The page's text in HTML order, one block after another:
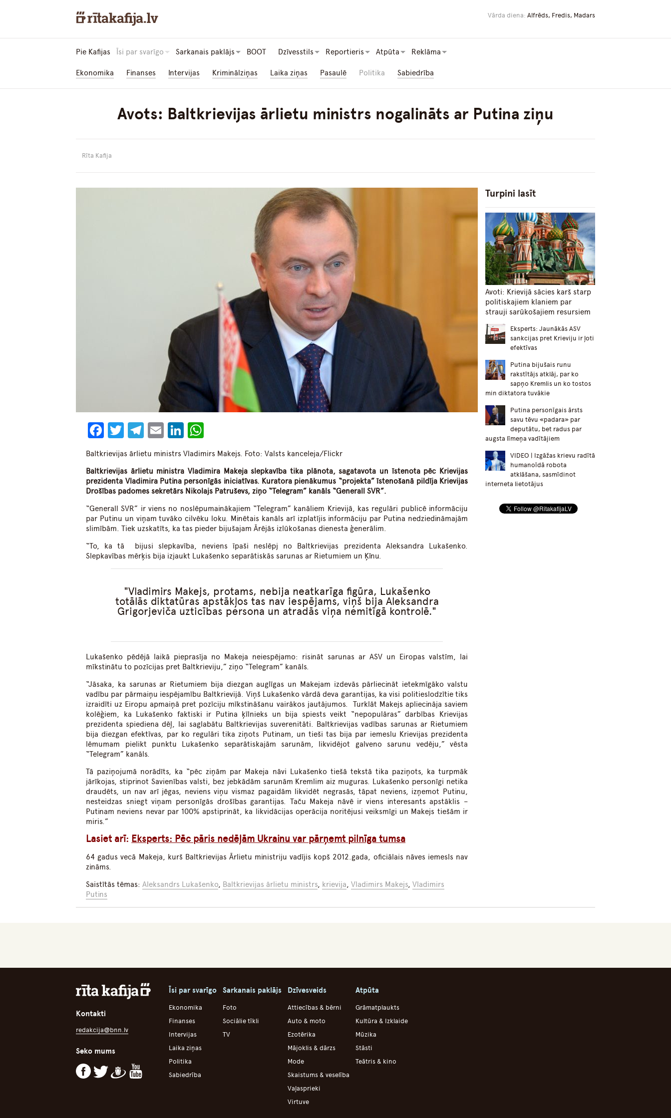
Vārda diena: Alfrēds, Fredis, Madars
Pie Kafijas Īsi par svarīgo Sarkanais paklājs BOOT Dzīvesstils Reportieris Atpūta Reklāma
Ekonomika Finanses Intervijas Kriminālziņas Laika ziņas Pasaulē Politika Sabiedrība
Avots: Baltkrievijas ārlietu ministrs nogalināts ar Putina ziņu
Rīta Kafija
Facebook
Twitter
Telegram
EmailLinkedIn
Baltkrievijas ārlietu ministrs Vladimirs Makejs. Foto: Valsts kanceleja/Flickr
Baltkrievijas ārlietu ministra Vladimira Makeja slepkavība tika plānota, sagatavota un īstenota pēc Krievijas
prezidenta Vladimira Putina personīgās iniciatīvas. Kuratora pienākumus “projekta” īstenošanā pildīja Krievijas
Drošības padomes sekretārs Nikolajs Patruševs, ziņo “Telegram” kanāls “Generall SVR”.
“Generall SVR” ir viens no noslēpumainākajiem “Telegram” kanāliem Krievijā, kas regulāri publicē informāciju
par Putinu un viņam tuvāko cilvēku loku. Minētais kanāls arī izplatījis informāciju par Putina nedziedināmajām
slimībām. Tiek uzskatīts, ka tas pieder bijušajam Ārējās izlūkošanas dienesta ģenerālim.
“To, ka tā bijusi slepkavība, neviens īpaši neslēpj no Baltkrievijas prezidenta Aleksandra Lukašenko.
Slepkavības mērķis bija izjaukt Lukašenko separātiskās sarunas ar Rietumiem un Ķīnu.
Vladimirs Makejs, protams, nebija neatkarīga figūra, Lukašenko
totālās diktatūras apstākļos tas nav iespējams, viņš bija Aleksandra
Grigorjeviča uzticības persona un atradās viņa nemitīgā kontrolē.
Lukašenko pēdējā laikā pieprasīja no Makeja neiespējamo: risināt sarunas ar ASV un Eiropas valstīm, lai
mīkstinātu to pozīcijas pret Baltkrieviju,” ziņo “Telegram” kanāls.
“Jāsaka, ka sarunas ar Rietumiem bija diezgan auglīgas un Makejam izdevās pārliecināt ietekmīgāko valstu
vadību par pārmaiņu iespējamību Baltkrievijā. Viņš Lukašenko vārdā deva garantijas, ka visi politieslodzītie tiks
izraidīti uz Eiropu apmaiņā pret pozīciju mīkstināšanu vairākos jautājumos. Turklāt Makejs apliecināja saviem
kolēģiem, ka Lukašenko faktiski ir Putina ķīlnieks un bija spiests veikt “nepopulāras” darbības Krievijas
prezidenta spiediena dēļ, lai saglabātu Baltkrievijas suverenitāti. Baltkrievijas vadības sarunas ar Rietumiem
bija diezgan efektīvas, par ko regulāri tika ziņots Putinam, un tieši tas bija par iemeslu Krievijas prezidenta
lēmumam pielikt punktu Lukašenko separātiskajām sarunām, likvidējot galveno sarunu vedēju,” vēsta
“Telegram” kanāls.
Tā paziņojumā norādīts, ka “pēc ziņām par Makeja nāvi Lukašenko tiešā tekstā tika paziņots, ka turpmāk
jārīkojas, stiprinot Savienības valsti, bez jebkādām sarunām Kremlim aiz muguras. Lukašenko personīgi netika
draudēts, un nav arī jēgas, neviens viņu vismaz pagaidām likvidēt negrasās, tāpat neviens, izņemot Putinu,
nesteidzas sniegt viņam personīgās drošības garantijas. Taču Makeja nāvē ir viens interesants apstāklis ​​–
Putinam neviens nevar par 100% apstiprināt, ka likvidācijas operācija noritējusi veiksmīgi un Makejs tiešām ir
miris.”
Lasiet arī: Eksperts: Pēc pāris nedēļām Ukrainu var pārņemt pilnīga tumsa
64 gadus vecā Makeja, kurš Baltkrievijas Ārlietu ministriju vadījis kopš 2012.gada, oficiālais nāves iemesls nav
zināms.
Saistītās tēmas:Aleksandrs Lukašenko, Baltkrievijas ārlietu ministrs, krievija,Vladimirs Makejs,Vladimirs
Putins
Turpini lasīt
Avoti: Krievijā sācies karš starp
politiskajiem klaniem par
strauji sarūkošajiem resursiem
Eksperts: Jaunākās ASV
sankcijas pret Krieviju ir ļoti
efektīvas
Putina bijušais runu
rakstītājs atklāj, par ko
sapņo Kremlis un ko tostos
min diktatora tuvākie
Putina personīgais ārsts
savu tēvu «padara» par
deputātu, bet radus par
augsta līmeņa vadītājiem
VIDEO | Izgāžas krievu radītā
humanoīdā robota
atklāšana, sasmīdinot
interneta lietotājus
Kontakti
redakcija@bnn.lv
Seko mums
Īsi par svarīgo
Ekonomika
Finanses
Intervijas
Laika ziņas
Politika
Sabiedrība
Sarkanais paklājs
Foto
Sociālie tīkli
TV
Dzīvesveids
Attiecības & bērni
Auto & moto
Ezotērika
Mājoklis & dārzs
Mode
Skaistums & veselība
Vaļasprieki
Virtuve
Atpūta
Grāmatplaukts
Kultūra & Izklaide
Mūzika
Stāsti
Teātris & kino